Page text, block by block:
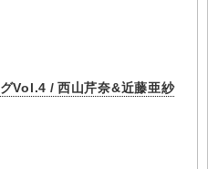
グVol.4 / 西山芹奈&近藤亜紗